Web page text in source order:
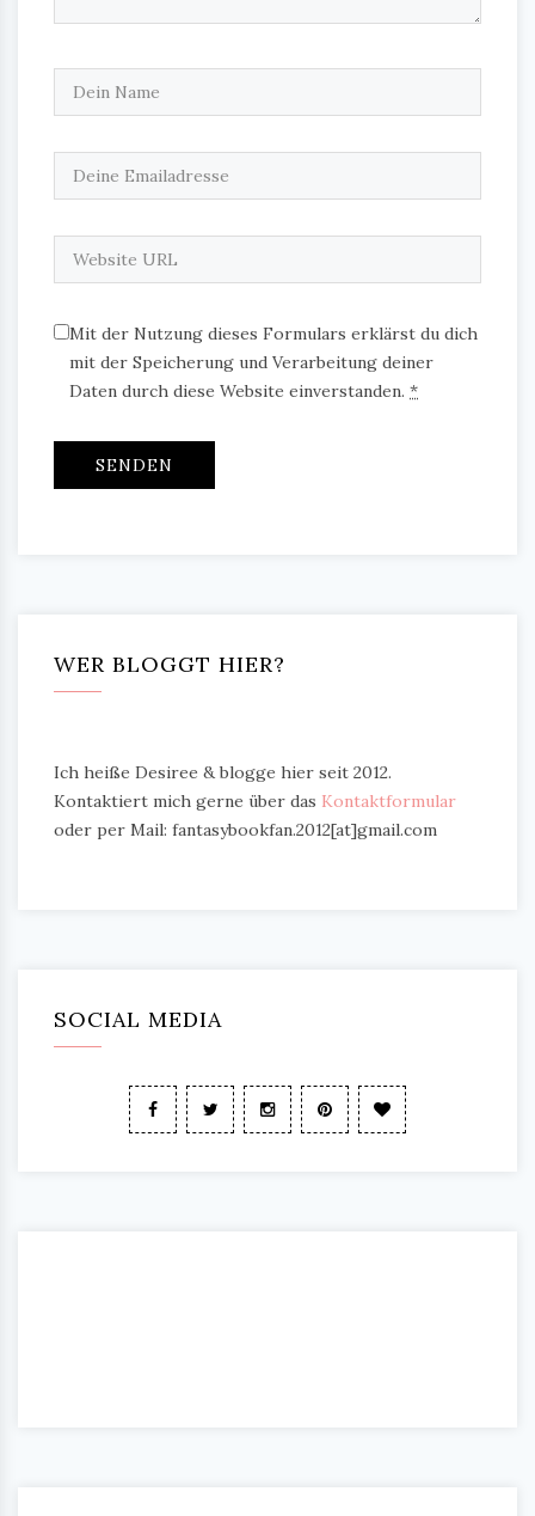
Mit der Nutzung dieses Formulars erklärst du dich
mit der Speicherung und Verarbeitung deiner
Daten durch diese Website einverstanden. *
WER BLOGGT HIER?
Ich heiße Desiree & blogge hier seit 2012.
Kontaktiert mich gerne über das Kontaktformular
oder per Mail: fantasybookfan.2012[at]gmail.com
SOCIAL MEDIA